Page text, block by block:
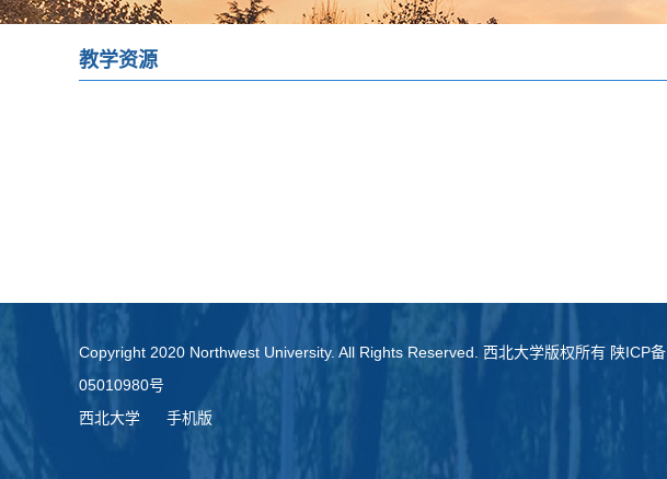
教学资源
Copyright 2020 Northwest University. All Rights Reserved. 西北大学版权所有 陕ICP备
05010980号
西北大学
手机版